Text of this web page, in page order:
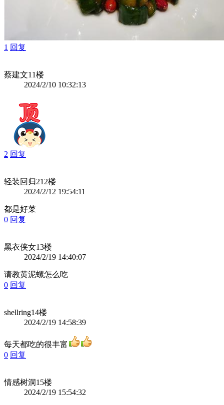
1 回复
蔡建文11楼
2024/2/10 10:32:13
2 回复
轻装回归212楼
2024/2/12 19:54:11
都是好菜
0 回复
黑衣侠女13楼
2024/2/19 14:40:07
请教黄泥螺怎么吃
0 回复
shellring14楼
2024/2/19 14:58:39
每天都吃的很丰富
0 回复
情感树洞15楼
2024/2/19 15:54:32